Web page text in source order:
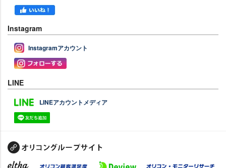
Instagram
Instagramアカウント
LINE
LINEアカウントメディア